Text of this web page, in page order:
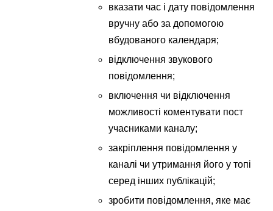
вказати час і дату повідомлення
вручну або за допомогою
вбудованого календаря;
відключення звукового
повідомлення;
включення чи відключення
можливості коментувати пост
учасниками каналу;
закріплення повідомлення у
каналі чи утримання його у топі
серед інших публікацій;
зробити повідомлення, яке має